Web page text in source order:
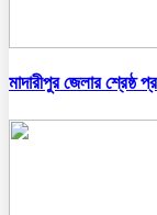
মাদারীপুর জেলার শ্রেষ্ঠ